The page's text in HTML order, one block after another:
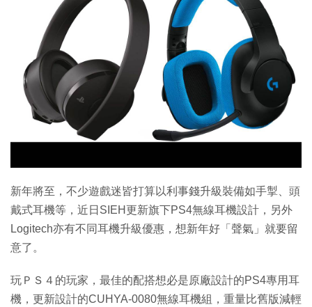
生成式AI與雲端應用
Enterprise Digital Transformation
特集
新年將至，不少遊戲迷皆打算以利事錢升級裝備如手掣、頭
戴式耳機等，近日SIEH更新旗下PS4無線耳機設計，另外
Logitech亦有不同耳機升級優惠，想新年好「聲氣」就要留
意了。
玩ＰＳ４的玩家，最佳的配搭想必是原廠設計的PS4專用耳
機，更新設計的CUHYA-0080無線耳機組，重量比舊版減輕